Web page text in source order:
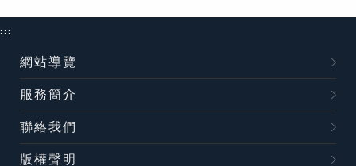
:::
網站導覽
服務簡介
聯絡我們
版權聲明